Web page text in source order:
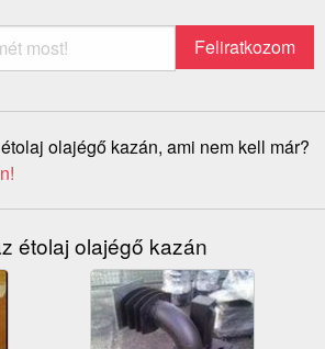
olajégő kazán, ami nem kell már?
étolaj olajégő kazán